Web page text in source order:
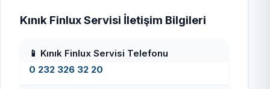
Kınık Finlux Servisi İletişim Bilgileri
📱 Kınık Finlux Servisi Telefonu
0 232 326 32 20